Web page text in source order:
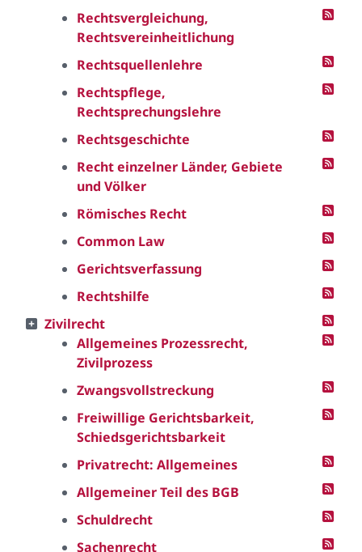
Rechtsvergleichung,
Rechtsvereinheitlichung
Rechtsquellenlehre
Rechtspflege,
Rechtsprechungslehre
Rechtsgeschichte
Recht einzelner Länder, Gebiete
und Völker
Römisches Recht
Common Law
Gerichtsverfassung
Rechtshilfe
Zivilrecht
Allgemeines Prozessrecht,
Zivilprozess
Zwangsvollstreckung
Freiwillige Gerichtsbarkeit,
Schiedsgerichtsbarkeit
Privatrecht: Allgemeines
Allgemeiner Teil des BGB
Schuldrecht
Sachenrecht